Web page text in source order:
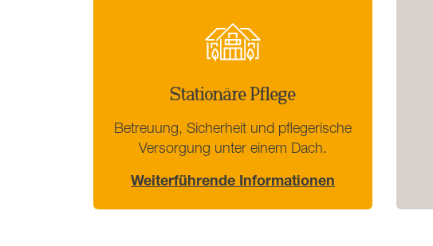
Stationäre Pflege
Betreuung, Sicherheit und pflegerische
Versorgung unter einem Dach.
Weiterführende Informationen